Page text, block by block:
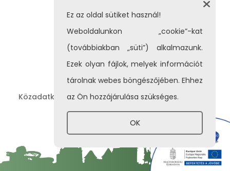
Ez az oldal sütiket használ!
Weboldalunkon „cookie”-kat
(továbbiakban „süti”) alkalmazunk.
Ezek olyan fájlok, melyek információt
tárolnak webes böngészőjében. Ehhez
az Ön hozzájárulása szükséges.
OK
Közadatkereső|Adatvédelem|Impresszum